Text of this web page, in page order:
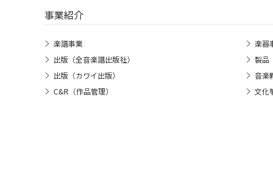
事業紹介
楽譜事業
出版（全音楽譜出版社）
出版（カワイ出版）
C&R（作品管理）
楽器
製品
音楽
文化